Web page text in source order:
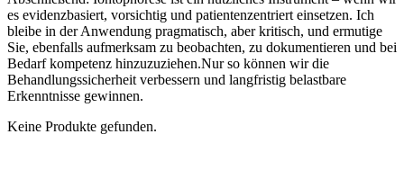
⁢es evidenzbasiert, vorsichtig⁤ und patientenzentriert einsetzen. Ich
‍bleibe in ⁣der ⁤Anwendung pragmatisch, aber kritisch, und​ ermutige
⁢Sie,‍ ebenfalls aufmerksam ⁤zu‍ beobachten,⁣ zu dokumentieren und bei⁣
Bedarf kompetenz‍ hinzuzuziehen.Nur so können ⁤wir die
Behandlungssicherheit verbessern und langfristig belastbare
Erkenntnisse gewinnen.
Keine Produkte gefunden.